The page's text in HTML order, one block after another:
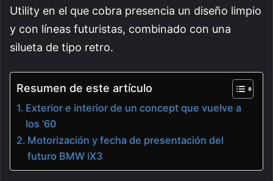
Utility en el que cobra presencia un diseño limpio
y con líneas futuristas, combinado con una
silueta de tipo retro.
Resumen de este artículo
Exterior e interior de un concept que vuelve a
los ‘60
Motorización y fecha de presentación del
futuro BMW iX3